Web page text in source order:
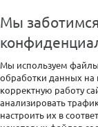
Мы
Мы используем файлы
обработки данных на
корректную работу
анализировать
настроить их в